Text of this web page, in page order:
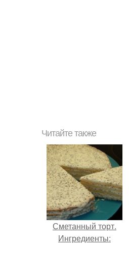
Читайте также
Сметанный торт.
Ингредиенты: